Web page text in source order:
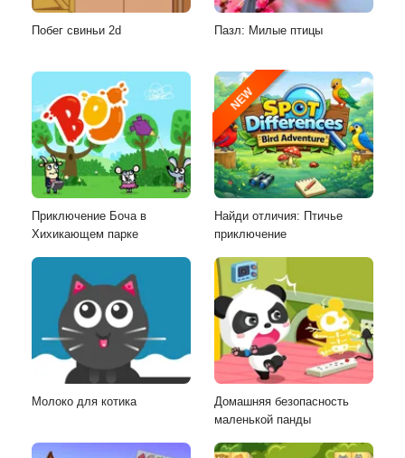
Побег свиньи 2d Пазл: Милые птицы
Приключение Боча в
Хихикающем парке
NEW
Найди отличия: Птичье
приключение
Молоко для котика
Домашняя безопасность
маленькой панды